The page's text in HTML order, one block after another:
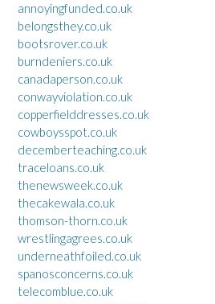
annoyingfunded.co.uk
belongsthey.co.uk
bootsrover.co.uk
burndeniers.co.uk
canadaperson.co.uk
conwayviolation.co.uk
copperfielddresses.co.uk
cowboysspot.co.uk
decemberteaching.co.uk
traceloans.co.uk
thenewsweek.co.uk
thecakewala.co.uk
thomson-thorn.co.uk
wrestlingagrees.co.uk
underneathfoiled.co.uk
spanosconcerns.co.uk
telecomblue.co.uk